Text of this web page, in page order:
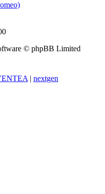
© phpBB Limited
| nextgen